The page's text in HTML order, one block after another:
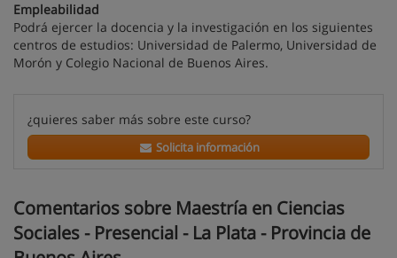
Empleabilidad
Podrá ejercer la docencia y la investigación en los siguientes
centros de estudios: Universidad de Palermo, Universidad de
Morón y Colegio Nacional de Buenos Aires.
¿quieres saber más sobre este curso?
Solicita información
Comentarios sobre Maestría en Ciencias
Sociales - Presencial - La Plata - Provincia de